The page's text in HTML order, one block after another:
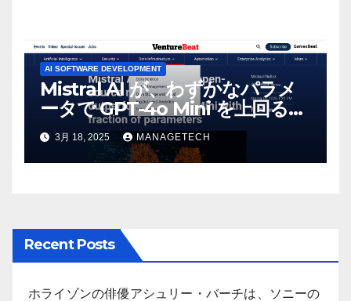
AI SOFTWARE DEVELOPMENT
Mistral AI が、わずかなパラメ
ータで GPT-4o Mini を上回る新
しいオープンソース モデルをリ
リース | VentureBeat
3月 18, 2025 MANAGETECH
Recent Posts
ホライゾンの俳優アシュリー・バーチは、ソニーの